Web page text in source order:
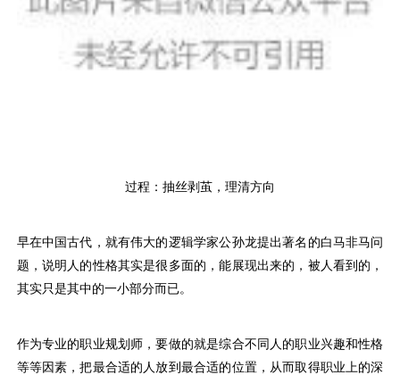
过程：抽丝剥茧，理清方向
早在中国古代，就有伟大的逻辑学家公孙龙提出著名的白马非马问
题，说明人的性格其实是很多面的，能展现出来的，被人看到的，
其实只是其中的一小部分而已。
作为专业的职业规划师，要做的就是综合不同人的职业兴趣和性格
等等因素，把最合适的人放到最合适的位置，从而取得职业上的深